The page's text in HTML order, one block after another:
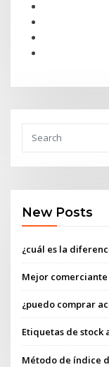
New Posts
¿cuál es la
Mejor
¿puedo comprar
Etiquetas de stock
Método de índice